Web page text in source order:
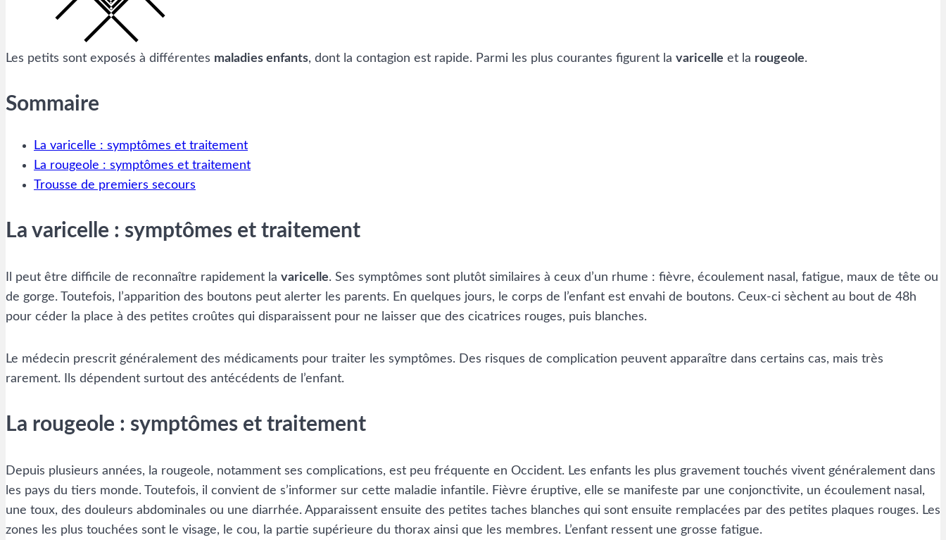
Les petits sont exposés à différentes maladies enfants, dont la contagion est rapide. Parmi les plus courantes figurent la varicelle et la rougeole.
Sommaire
La varicelle : symptômes et traitement
La rougeole : symptômes et traitement
Trousse de premiers secours
La varicelle : symptômes et traitement
Il peut être difficile de reconnaître rapidement la varicelle. Ses symptômes sont plutôt similaires à ceux d’un rhume : fièvre, écoulement nasal, fatigue, maux de tête ou
de gorge. Toutefois, l’apparition des boutons peut alerter les parents. En quelques jours, le corps de l’enfant est envahi de boutons. Ceux-ci sèchent au bout de 48h
pour céder la place à des petites croûtes qui disparaissent pour ne laisser que des cicatrices rouges, puis blanches.
Le médecin prescrit généralement des médicaments pour traiter les symptômes. Des risques de complication peuvent apparaître dans certains cas, mais très
rarement. Ils dépendent surtout des antécédents de l’enfant.
La rougeole : symptômes et traitement
Depuis plusieurs années, la rougeole, notamment ses complications, est peu fréquente en Occident. Les enfants les plus gravement touchés vivent généralement dans
les pays du tiers monde. Toutefois, il convient de s’informer sur cette maladie infantile. Fièvre éruptive, elle se manifeste par une conjonctivite, un écoulement nasal,
une toux, des douleurs abdominales ou une diarrhée. Apparaissent ensuite des petites taches blanches qui sont ensuite remplacées par des petites plaques rouges. Les
zones les plus touchées sont le visage, le cou, la partie supérieure du thorax ainsi que les membres. L’enfant ressent une grosse fatigue.